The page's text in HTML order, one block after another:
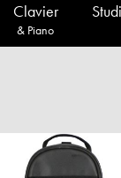
Clavier
& Piano